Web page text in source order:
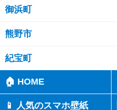
御浜町
熊野市
紀宝町
🏠 HOME
📱 人気のスマホ壁紙